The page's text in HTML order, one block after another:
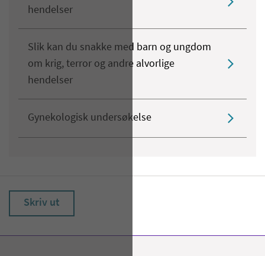
hendelser
Slik kan du snakke med barn og ungdom
om krig, terror og andre alvorlige
hendelser
Gynekologisk undersøkelse
Skriv ut